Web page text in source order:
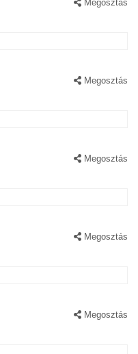
Megosztás
Megosztás
Megosztás
Megosztás
Megosztás